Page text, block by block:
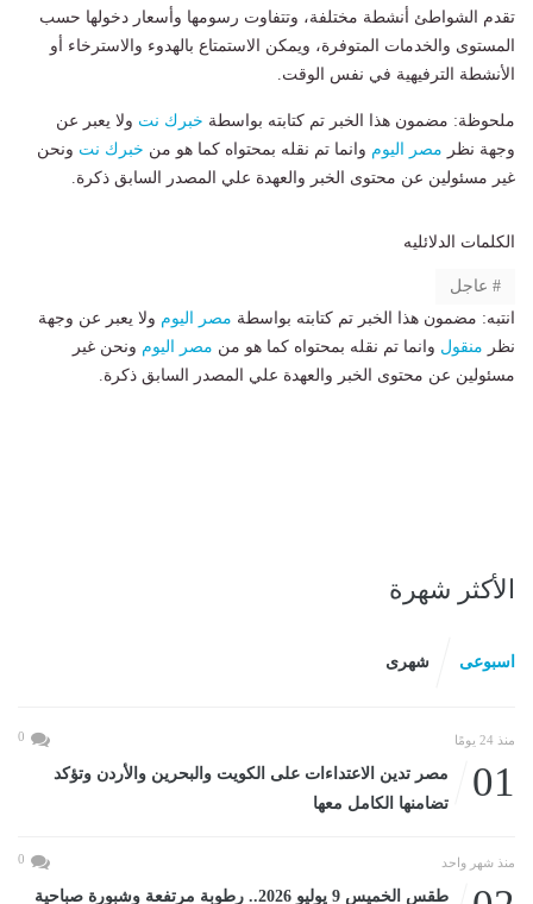
تقدم الشواطئ أنشطة مختلفة، وتتفاوت رسومها وأسعار دخولها حسب
المستوى والخدمات المتوفرة، ويمكن الاستمتاع بالهدوء والاسترخاء أو
الأنشطة الترفيهية في نفس الوقت.
ملحوظة: مضمون هذا الخبر تم كتابته بواسطة خبرك نت ولا يعبر عن
وجهة نظر مصر اليوم وانما تم نقله بمحتواه كما هو من خبرك نت ونحن
غير مسئولين عن محتوى الخبر والعهدة علي المصدر السابق ذكرة.
الكلمات الدلائليه
عاجل
انتبه: مضمون هذا الخبر تم كتابته بواسطة مصر اليوم ولا يعبر عن وجهة
نظر منقول وانما تم نقله بمحتواه كما هو من مصر اليوم ونحن غير
مسئولين عن محتوى الخبر والعهدة علي المصدر السابق ذكرة.
الأكثر شهرة
اسبوعى شهرى
منذ 24 يومًا 0
01
مصر تدين الاعتداءات على الكويت والبحرين والأردن وتؤكد
تضامنها الكامل معها
منذ شهر واحد 0
طقس الخميس 9 يوليو 2026.. رطوبة مرتفعة وشبورة صباحية